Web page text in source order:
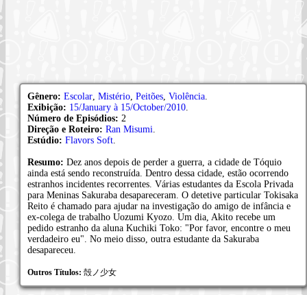
Gênero: Escolar Mistério Peitões Violência
Exibição: 15/January à 15/October/2010
Número de Episódios: 2
Direção e Roteiro: Ran Misumi
Estúdio: Flavors Soft
Resumo: Dez anos depois de perder a guerra, a cidade de Tóquio
ainda está sendo reconstruída. Dentro dessa cidade, estão ocorrendo
estranhos incidentes recorrentes. Várias estudantes da Escola Privada
para Meninas Sakuraba desapareceram. O detetive particular Tokisaka
Reito é chamado para ajudar na investigação do amigo de infância e
ex-colega de trabalho Uozumi Kyozo. Um dia, Akito recebe um
pedido estranho da aluna Kuchiki Toko: "Por favor, encontre o meu
verdadeiro eu". No meio disso, outra estudante da Sakuraba
desapareceu.
Outros Títulos: 殻ノ少女